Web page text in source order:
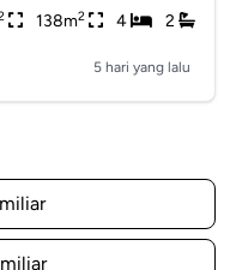
138m2 4 2
5 hari yang lalu